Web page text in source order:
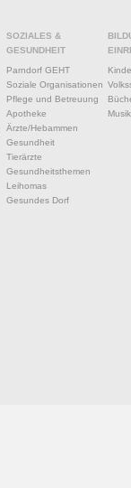
SOZIALES &
GESUNDHEIT
Parndorf GEHT
Soziale Organisationen
Pflege und Betreuung
Apotheke
Ärzte/Hebammen
Gesundheit
Tierärzte
Gesundheitsthemen
Leihomas
Gesundes Dorf